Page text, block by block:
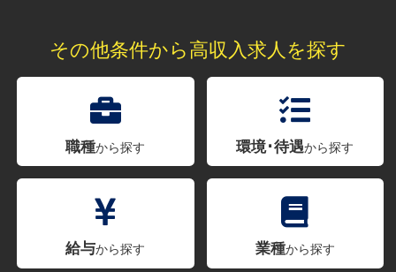
その他条件から高収入求人を探す
職種から探す 環境･待遇から探す
給与から探す 業種から探す